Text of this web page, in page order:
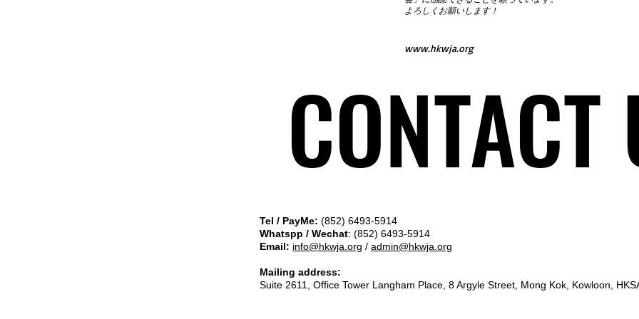
よろしくお願いします！
www.hkwja.org
CONTACT
CONTACT
Tel / PayMe: (852) 6493-5914
Whatspp / Wechat: (852) 6493-5914
Email: info@hkwja.org / admin@hkwja.org
Mailing address:
Suite 2611, Office Tower Langham Place, 8 Argyle Street, Mong Kok, Kowloon,